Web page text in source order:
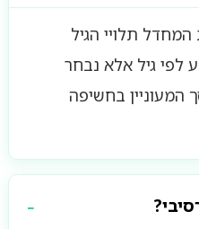
תלויי הגיל
לפי גיל אלא נבחר
המעוניין בחשיפה